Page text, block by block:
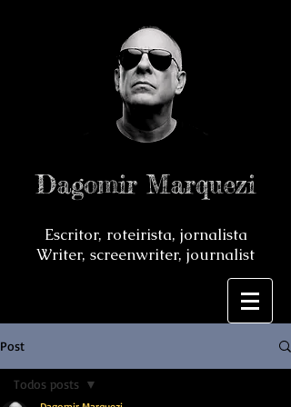
Dagomir Marquezi
Escritor, roteirista, jornalista
Writer, screenwriter, journalist
Post
Todos posts